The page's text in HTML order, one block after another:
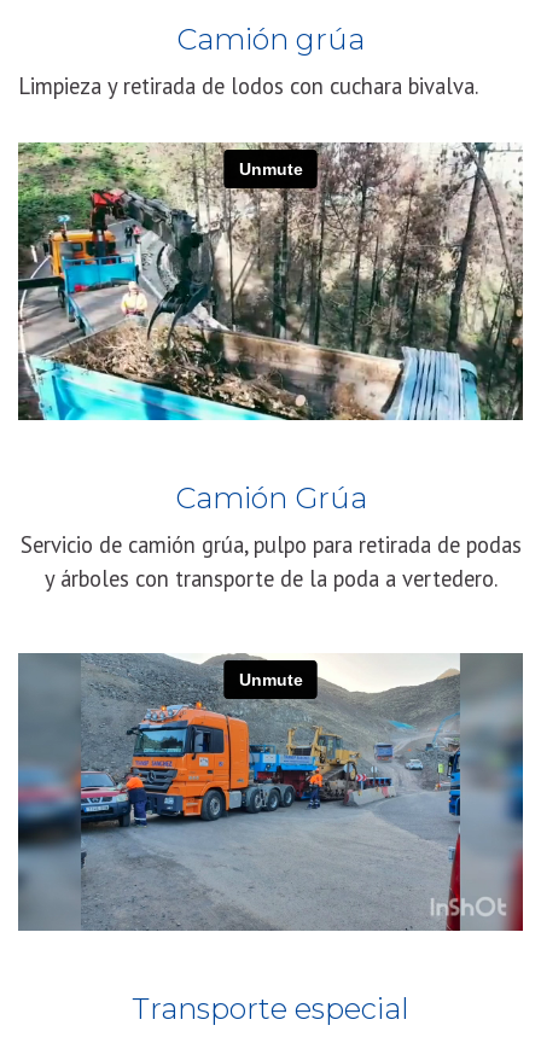
Camión grúa
Limpieza y retirada de lodos con cuchara bivalva.
Camión Grúa
Servicio de camión grúa, pulpo para retirada de podas
y árboles con transporte de la poda a vertedero.
Transporte especial